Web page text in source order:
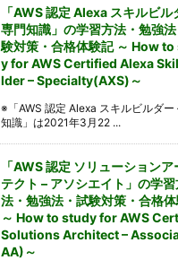
「AWS 認定 Alexa スキルビル
専門知識」の学習方法・勉強
験対策・合格体験記 ～ How
y for AWS Certified Alexa
lder – Specialty(AXS)～
※「AWS 認定 Alexa スキルビルダー
知識」は2021年3月22 ...
「AWS 認定 ソリューションア
テクト – アソシエイト」の学習
法・勉強法・試験対策・合格
～ How to study for AWS
Solutions Architect –
AA)～